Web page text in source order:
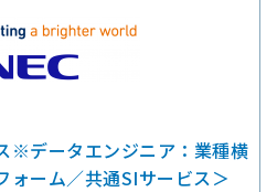
データエンジニア：業種横
ォーム／共通SIサービス＞